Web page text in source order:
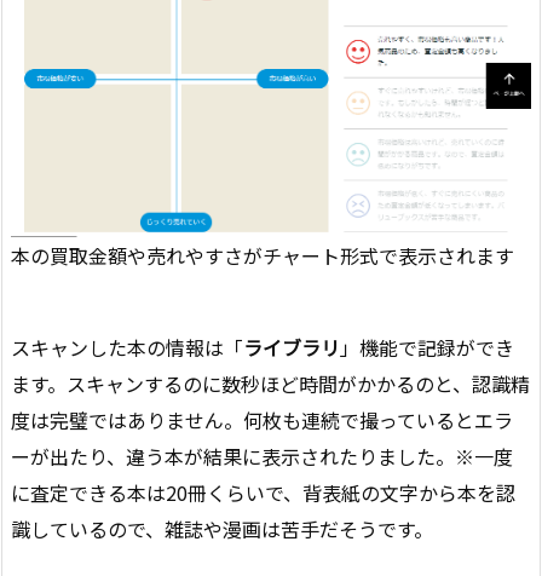
本の買取金額や売れやすさがチャート形式で表示されます
スキャンした本の情報は「ライブラリ」機能で記録ができ
ます。スキャンするのに数秒ほど時間がかかるのと、認識精
度は完璧ではありません。何枚も連続で撮っているとエラ
ーが出たり、違う本が結果に表示されたりました。※一度
に査定できる本は20冊くらいで、背表紙の文字から本を認
識しているので、雑誌や漫画は苦手だそうです。